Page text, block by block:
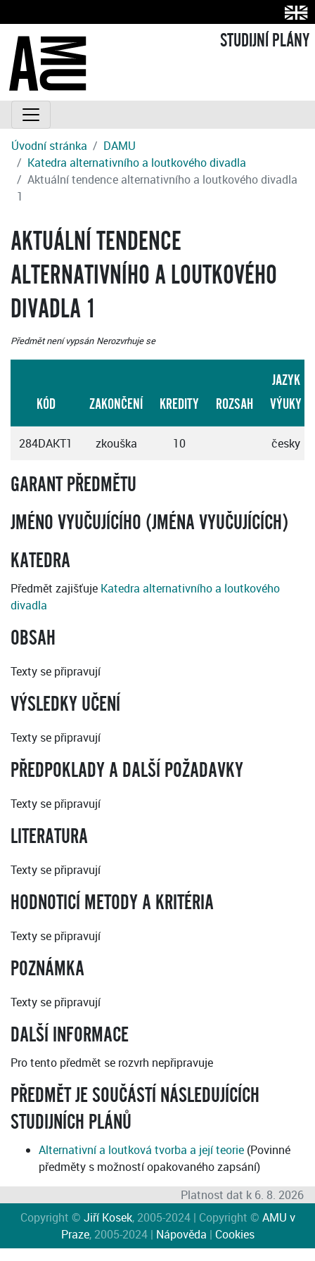
STUDIJNÍ PLÁNY
Úvodní stránka
DAMU
Katedra alternativního a loutkového divadla
Aktuální tendence alternativního a loutkového divadla
1
AKTUÁLNÍ TENDENCE
ALTERNATIVNÍHO A LOUTKOVÉHO
DIVADLA 1
Předmět není vypsán Nerozvrhuje se
KÓD ZAKONČENÍ KREDITY ROZSAH
JAZYK
VÝUKY
284DAKT1 zkouška 10 česky
GARANT PŘEDMĚTU
JMÉNO VYUČUJÍCÍHO (JMÉNA VYUČUJÍCÍCH)
KATEDRA
Předmět zajišťuje Katedra alternativního a loutkového
divadla
OBSAH
Texty se připravují
VÝSLEDKY UČENÍ
Texty se připravují
PŘEDPOKLADY A DALŠÍ POŽADAVKY
Texty se připravují
LITERATURA
Texty se připravují
HODNOTICÍ METODY A KRITÉRIA
Texty se připravují
POZNÁMKA
Texty se připravují
DALŠÍ INFORMACE
Pro tento předmět se rozvrh nepřipravuje
PŘEDMĚT JE SOUČÁSTÍ NÁSLEDUJÍCÍCH
STUDIJNÍCH PLÁNŮ
Alternativní a loutková tvorba a její teorie (Povinné
předměty s možností opakovaného zapsání)
Platnost dat k 6. 8. 2026
Copyright © Jiří Kosek, 2005-2024 | Copyright © AMU v
Praze, 2005-2024 | Nápověda | Cookies